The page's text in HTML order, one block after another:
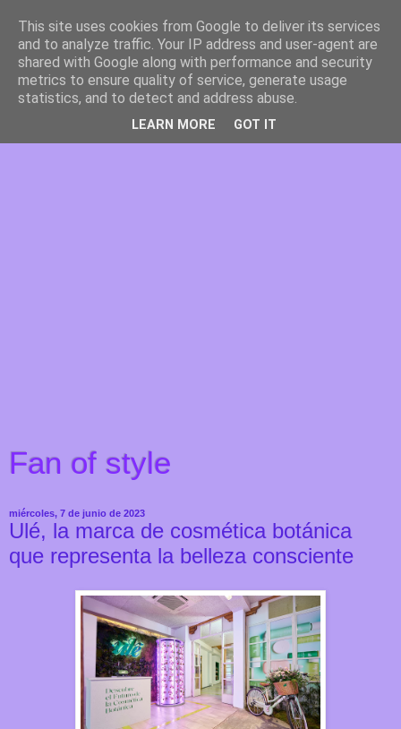
Fan of style
miércoles, 7 de junio de 2023
Ulé, la marca de cosmética botánica
que representa la belleza consciente
This site uses cookies from Google to deliver its services
and to analyze traffic. Your IP address and user-agent are
shared with Google along with performance and security
metrics to ensure quality of service, generate usage
statistics, and to detect and address abuse.
LEARN MORE GOT IT